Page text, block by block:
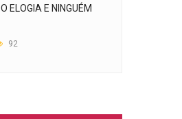
ELOGIA E NINGUÉM
92